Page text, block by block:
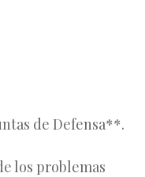
de Defensa**.
los problemas